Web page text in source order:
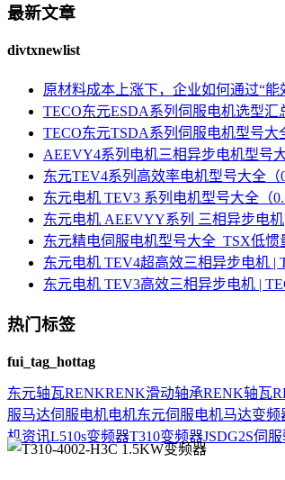
最新文章
divtxnewlist
原材料成本上涨下，企业如何通过“能
TECO东元ESDA系列伺服电机选型汇
TECO东元TSDA系列伺服电机型号大
AEEVY4系列电机三相异步电机型号
东元TEV4系列高效率电机型号大全（
东元电机 TEV3 系列电机型号大全（
东元电机 AEEVYY系列 三相异步电机
东元精电伺服电机型号大全_TSX低
东元电机 TEV4超高效三相异步电机 |
东元电机 TEV3高效三相异步电机 |
热门标签
fui_tag_hottag
东元轴瓦RENKRENK滑动轴承RENK轴瓦
服马达伺服电机电机东元伺服电机马达变频
机资讯L510s变频器T310变频器JSDG2S伺